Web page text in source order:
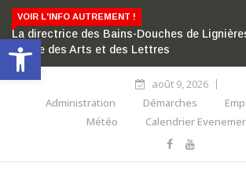
Ouvrir la barre
VOIR L'INFO AUTREMENT !
La directrice des Bains-Douches de
l’ordre des Arts et des Lettres
août 9, 2026
Administration
Démarches
Météo
Calendrier